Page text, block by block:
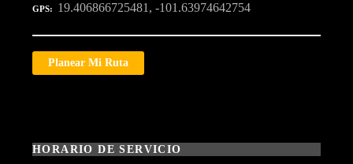
GPS 19.406866725481, -101.63974642754
Planear Mi Ruta
HORARIO DE SERVICIO